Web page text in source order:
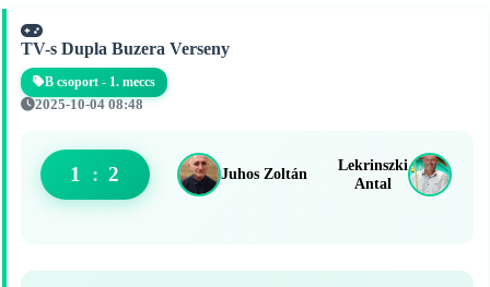
TV-s Dupla Buzera Verseny
B csoport - 1. meccs
2025-10-04 08:48
Juhos Zoltán
1 : 2
Lekrinszki
Antal